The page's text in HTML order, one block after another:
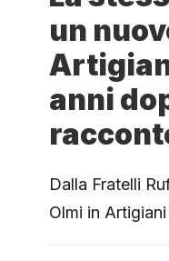
un
anni
Dalla Fratelli
Olmi in